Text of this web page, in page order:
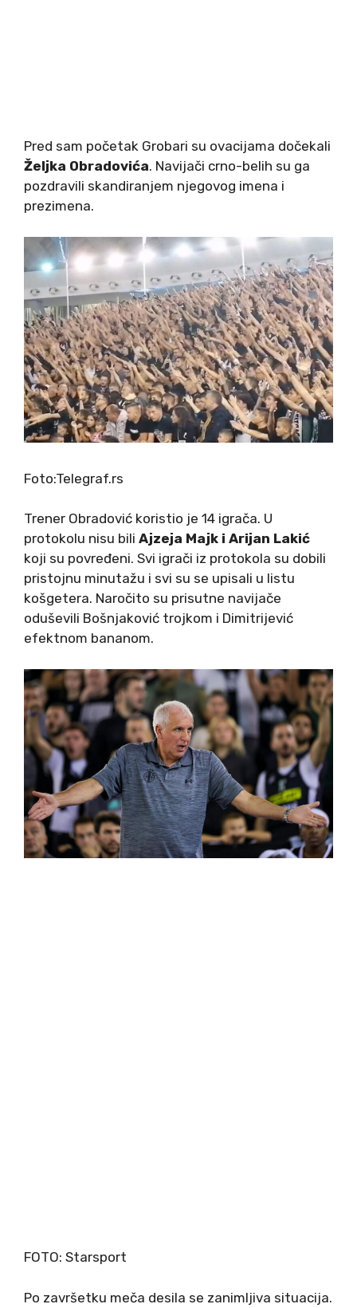
Pred sam početak Grobari su ovacijama dočekali
Željka Obradovića. Navijači crno-belih su ga
pozdravili skandiranjem njegovog imena i
prezimena.
Foto:Telegraf.rs
Trener Obradović koristio je 14 igrača. U
protokolu nisu bili Ajzeja Majk i Arijan Lakić
koji su povređeni. Svi igrači iz protokola su dobili
pristojnu minutažu i svi su se upisali u listu
košgetera. Naročito su prisutne navijače
oduševili Bošnjaković trojkom i Dimitrijević
efektnom bananom.
FOTO: Starsport
Po završetku meča desila se zanimljiva situacija.